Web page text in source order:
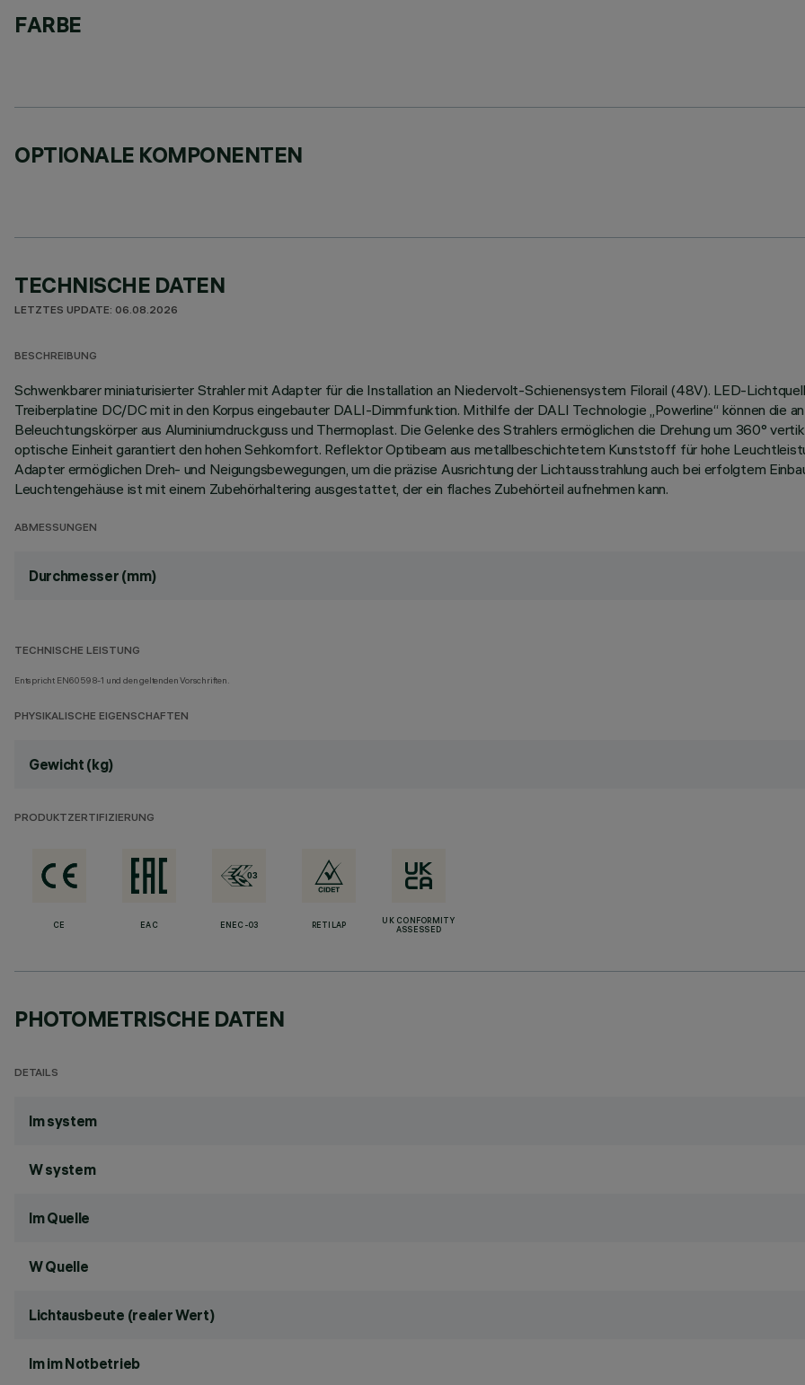
FARBE
OPTIONALE KOMPONENTEN
TECHNISCHE DATEN
LETZTES UPDATE: 06.08.2026
BESCHREIBUNG
Schwenkbarer miniaturisierter Strahler mit Adapter für die Installation an Niedervolt-Schienensystem Filorail (48V). LED-
Treiberplatine DC/DC mit in den Korpus eingebauter DALI-Dimmfunktion. Mithilfe der DALI Technologie „Powerline“ können die
Beleuchtungskörper aus Aluminiumdruckguss und Thermoplast. Die Gelenke des Strahlers ermöglichen die Drehung um 360°
optische Einheit garantiert den hohen Sehkomfort. Reflektor Optibeam aus metallbeschichtetem Kunststoff für hohe
Adapter ermöglichen Dreh- und Neigungsbewegungen, um die präzise Ausrichtung der Lichtausstrahlung auch bei erfolgtem
Leuchtengehäuse ist mit einem Zubehörhaltering ausgestattet, der ein flaches Zubehörteil aufnehmen kann.
ABMESSUNGEN
Durchmesser (mm)
TECHNISCHE LEISTUNG
Entspricht EN60598-1 und den geltenden Vorschriften.
PHYSIKALISCHE EIGENSCHAFTEN
Gewicht (kg)
PRODUKTZERTIFIZIERUNG
CE EAC ENEC-03 RETILAP
UK CONFORMITY
ASSESSED
PHOTOMETRISCHE DATEN
DETAILS
lm system
W system
lm Quelle
W Quelle
Lichtausbeute (realer Wert)
lm im Notbetrieb